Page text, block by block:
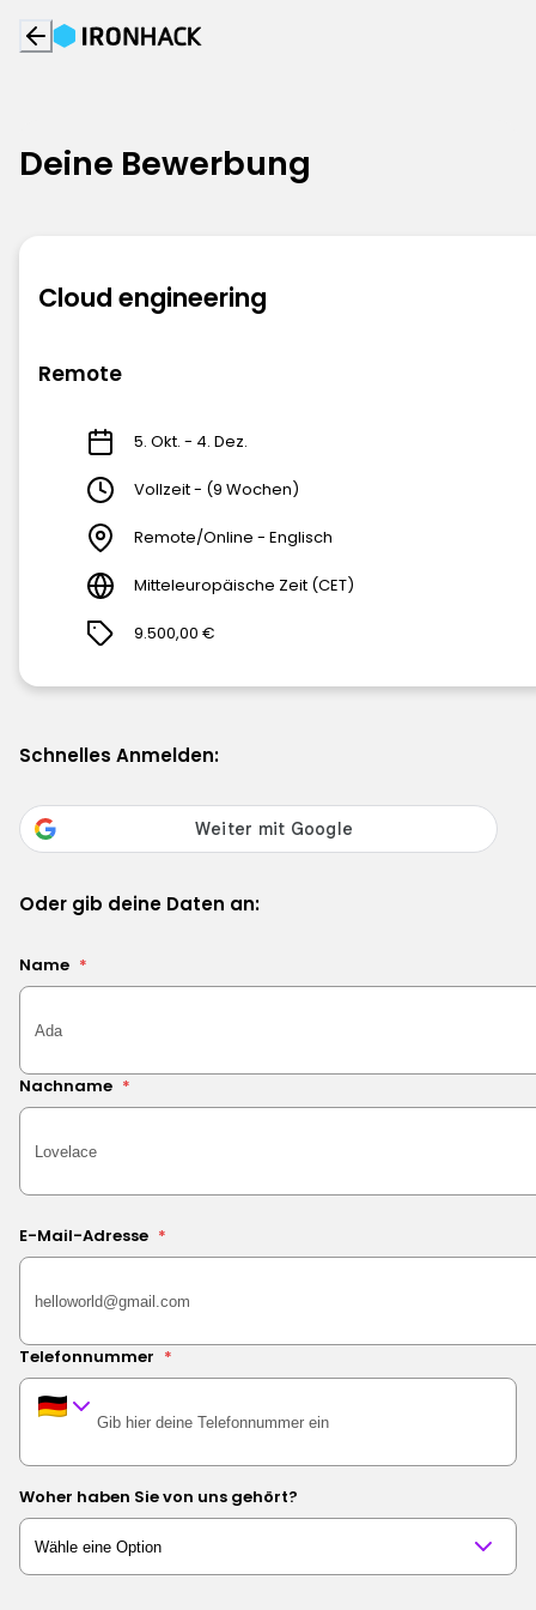
Deine Bewerbung
Cloud engineering
Remote
5. Okt. - 4. Dez.
Vollzeit - (9 Wochen)
Remote/Online - Englisch
Mitteleuropäische Zeit (CET)
9.500,00 €
Schnelles Anmelden:
Oder gib deine Daten an:
Name *
Nachname *
E-Mail-Adresse *
Telefonnummer *
Woher haben Sie von uns gehört?